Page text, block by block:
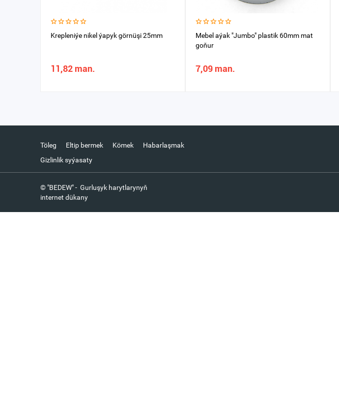
Krepleniýe nikel ýapyk görnüşi 25mm
11,82 man.
Mebel aýak "Jumbo" plastik 60mm mat
goňur
7,09 man.
Töleg Eltip bermek Kömek
Habarlaşmak
Gizlinlik syýasaty
© "BEDEW" - Gurluşyk harytlarynyň
internet dükany